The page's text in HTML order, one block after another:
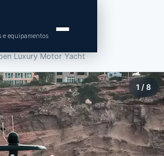
e equipamentos
Luxury Motor Yacht
1 /8